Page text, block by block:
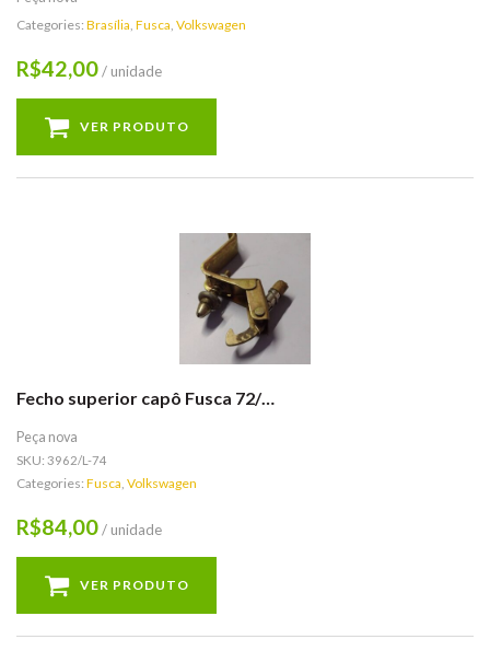
Categories: Brasília, Fusca, Volkswagen
R$42,00/ unidade
VER PRODUTO
Fecho superior capô Fusca 72/…
Peça nova
SKU: 3962/L-74
Categories: Fusca, Volkswagen
R$84,00/ unidade
VER PRODUTO